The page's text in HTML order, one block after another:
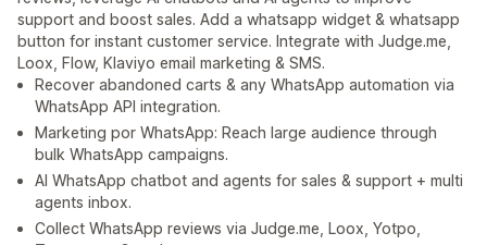
support and boost sales. Add a whatsapp widget & whatsapp
button for instant customer service. Integrate with Judge.me,
Loox, Flow, Klaviyo email marketing & SMS.
Recover abandoned carts & any WhatsApp automation via
WhatsApp API integration.
Marketing por WhatsApp: Reach large audience through
bulk WhatsApp campaigns.
AI WhatsApp chatbot and agents for sales & support + multi
agents inbox.
Collect WhatsApp reviews via Judge.me, Loox, Yotpo,